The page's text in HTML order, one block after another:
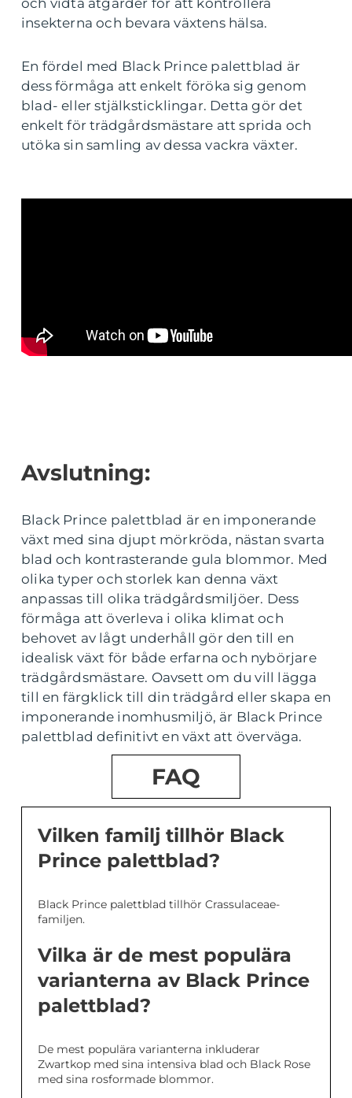
och vidta åtgärder för att kontrollera
insekterna och bevara växtens hälsa.
En fördel med Black Prince palettblad är
dess förmåga att enkelt föröka sig genom
blad- eller stjälksticklingar. Detta gör det
enkelt för trädgårdsmästare att sprida och
utöka sin samling av dessa vackra växter.
Avslutning:
Black Prince palettblad är en imponerande
växt med sina djupt mörkröda, nästan svarta
blad och kontrasterande gula blommor. Med
olika typer och storlek kan denna växt
anpassas till olika trädgårdsmiljöer. Dess
förmåga att överleva i olika klimat och
behovet av lågt underhåll gör den till en
idealisk växt för både erfarna och nybörjare
trädgårdsmästare. Oavsett om du vill lägga
till en färgklick till din trädgård eller skapa en
imponerande inomhusmiljö, är Black Prince
palettblad definitivt en växt att överväga.
FAQ
Vilken familj tillhör Black
Prince palettblad?
Black Prince palettblad tillhör Crassulaceae-
familjen.
Vilka är de mest populära
varianterna av Black Prince
palettblad?
De mest populära varianterna inkluderar
Zwartkop med sina intensiva blad och Black Rose
med sina rosformade blommor.